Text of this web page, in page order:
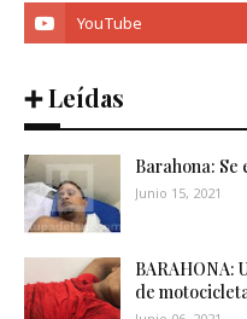
➕ Leídas
Barahona:
Junio 15, 2021
BARAHONA:
de